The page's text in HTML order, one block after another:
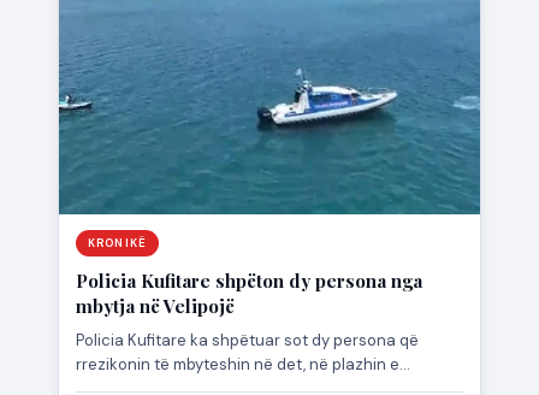
KRONIKË
Policia Kufitare shpëton dy persona nga
mbytja në Velipojë
Policia Kufitare ka shpëtuar sot dy persona që
rrezikonin të mbyteshin në det, në plazhin e
Velipojës. Sipas…